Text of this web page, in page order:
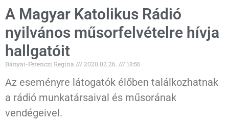
A Magyar Katolikus Rádió
nyilvános műsorfelvételre hívja
hallgatóit
Bányai-Ferenczi Regina 2020.02.26. 18:56
Az eseményre látogatók élőben találkozhatnak
a rádió munkatársaival és műsorának
vendégeivel.